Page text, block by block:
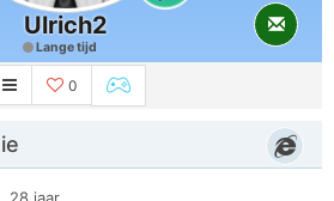
Ulrich2
Lange tijd
0